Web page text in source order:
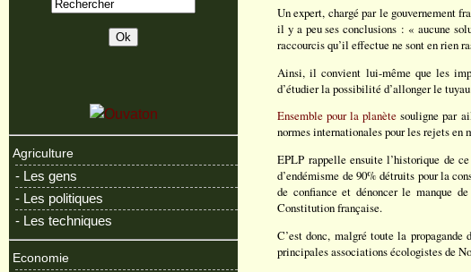
Agriculture
- Les gens
- Les politiques
- Les techniques
Economie
Un expert, chargé par le gouvernement
il y a peu ses conclusions : « aucune
raccourcis qu’il effectue ne sont en rien
Ainsi, il convient lui-même que les
d’étudier la possibilité d’allonger le
Ensemble pour la planète souligne par
normes internationales pour les rejets en
EPLP rappelle ensuite l’historique de
d’endémisme de 90% détruits pour la
de confiance et dénoncer le manque
Constitution française.
C’est donc, malgré toute la
principales associations écologistes de